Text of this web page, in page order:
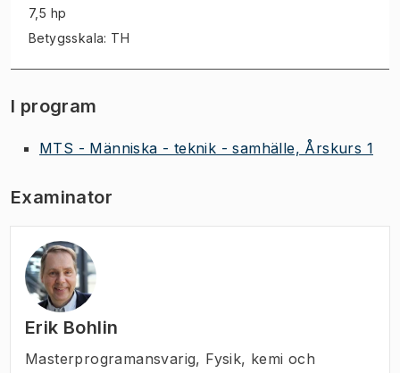
7,5 hp
Betygsskala: TH
I program
MTS - Människa - teknik - samhälle, Årskurs 1
Examinator
Erik Bohlin
Masterprogramansvarig, Fysik, kemi och